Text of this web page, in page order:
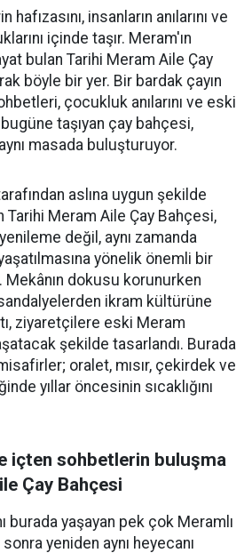
hafızasını, insanların anılarını ve
içinde taşır. Meram'ın
bulan Tarihi Meram Aile Çay
böyle bir yer. Bir bardak çayın
çocukluk anılarını ve eski
taşıyan çay bahçesi,
masada buluşturuyor.
aslına uygun şekilde
Tarihi Meram Aile Çay Bahçesi,
değil, aynı zamanda
yönelik önemli bir
Mekânın dokusu korunurken
ikram kültürüne
ziyaretçilere eski Meram
şekilde tasarlandı. Burada
oralet, mısır, çekirdek ve
yıllar öncesinin sıcaklığını
içten sohbetlerin buluşma
Çay Bahçesi
burada yaşayan pek çok Meramlı
yeniden aynı heyecanı